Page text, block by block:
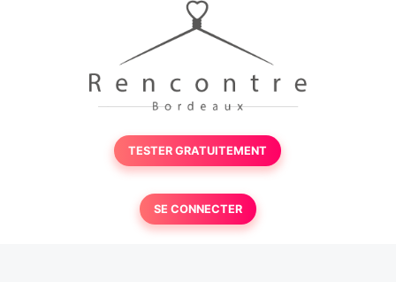
TESTER GRATUITEMENT
SE CONNECTER